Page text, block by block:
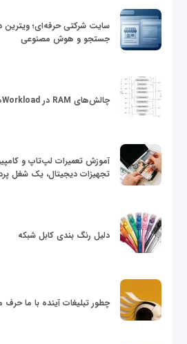
سایت شرکتی حرفه‌ای؛ ویترین
جستجو و هوش مصنوعی
چالش‌های RAM در Workloadهای محاسباتی HPC
آموزش تعمیرات لپ‌تاپ و
تجهیزات دیجیتال، یک شغل
دلیل رنگ بندی کابل شبکه
چطور تبلیغات آینده با ما حرف